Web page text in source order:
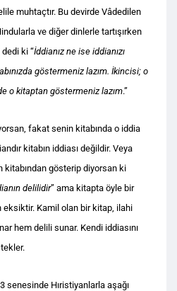
muhtaçtır. Bu devirde Vâdedilen
ve diğer dinlerle tartışırken
dedi ki “İddianız ne ise iddianızı
göstermeniz lazım. İkincisi; o
o kitaptan göstermeniz lazım.”
fakat senin kitabında o iddia
kitabın iddiası değildir. Veya
kitabından gösterip diyorsan ki
delilidir” ama kitapta öyle bir
eksiktir. Kamil olan bir kitap, ilahi
hem delili sunar. Kendi iddiasını
senesinde Hıristiyanlarla aşağı